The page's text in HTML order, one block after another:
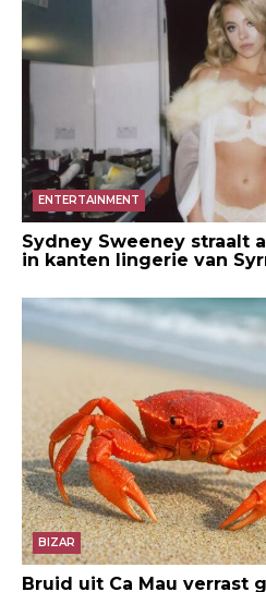
ENTERTAINMENT
Sydney Sweeney straalt
in kanten lingerie van
BIZAR
Bruid uit Ca Mau verrast